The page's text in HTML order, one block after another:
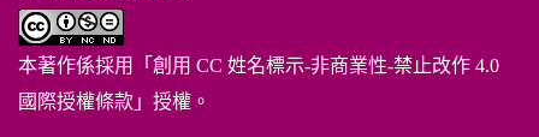
本著作係採用「 創用 CC 姓名標示-非商業性-禁止改作 4.0
國際授權條款 」授權。